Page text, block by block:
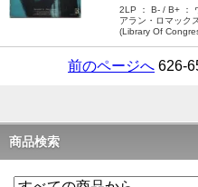
2LP ： B- / B+ ：
アラン・ロマック
(Library Of
前のページへ 626-
商品検索